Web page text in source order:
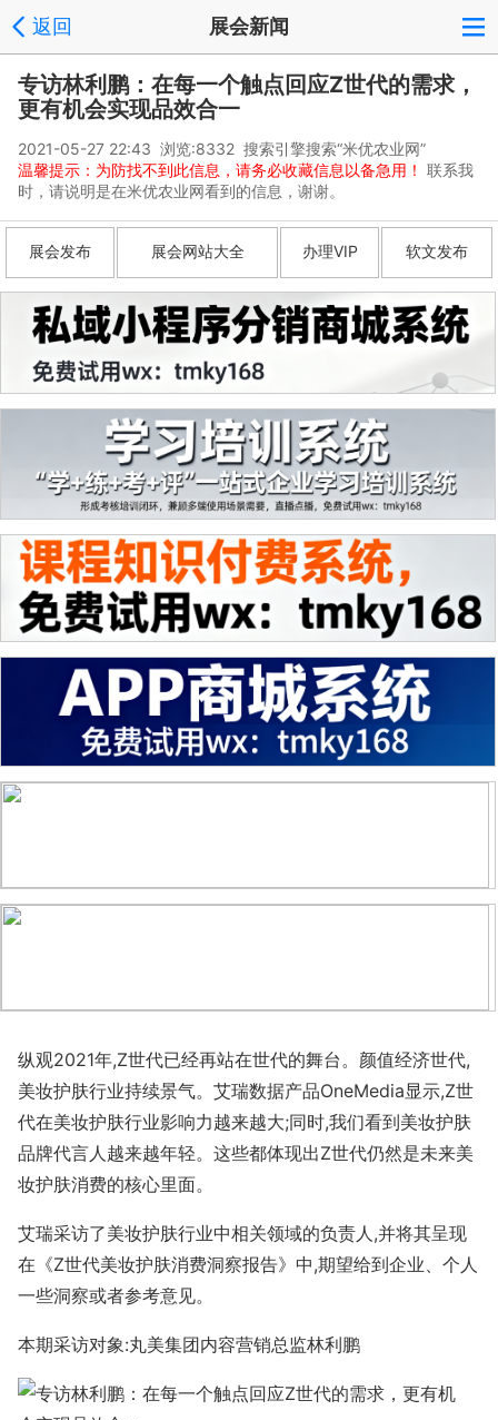
返回 展会新闻
专访林利鹏：在每一个触点回应Z世代的需求，
更有机会实现品效合一
2021-05-27 22:43 浏览:8332 搜索引擎搜索“米优农业网”
温馨提示：为防找不到此信息，请务必收藏信息以备急用！ 联系我
时，请说明是在米优农业网看到的信息，谢谢。
展会发布 展会网站大全 办理VIP 软文发布
纵观2021年,Z世代已经再站在世代的舞台。颜值经济世代,
美妆护肤行业持续景气。艾瑞数据产品OneMedia显示,Z世
代在美妆护肤行业影响力越来越大;同时,我们看到美妆护肤
品牌代言人越来越年轻。这些都体现出Z世代仍然是未来美
妆护肤消费的核心里面。
艾瑞采访了美妆护肤行业中相关领域的负责人,并将其呈现
在《Z世代美妆护肤消费洞察报告》中,期望给到企业、个人
一些洞察或者参考意见。
本期采访对象:丸美集团内容营销总监林利鹏